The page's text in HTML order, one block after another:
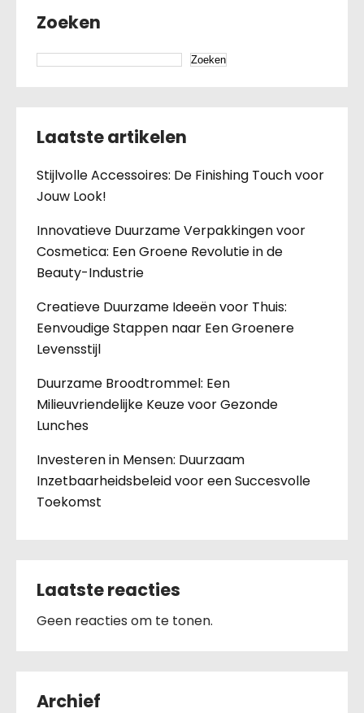
Zoeken
Zoeken
Laatste artikelen
Stijlvolle Accessoires: De Finishing Touch voor
Jouw Look!
Innovatieve Duurzame Verpakkingen voor
Cosmetica: Een Groene Revolutie in de
Beauty-Industrie
Creatieve Duurzame Ideeën voor Thuis:
Eenvoudige Stappen naar Een Groenere
Levensstijl
Duurzame Broodtrommel: Een
Milieuvriendelijke Keuze voor Gezonde
Lunches
Investeren in Mensen: Duurzaam
Inzetbaarheidsbeleid voor een Succesvolle
Toekomst
Laatste reacties
Geen reacties om te tonen.
Archief